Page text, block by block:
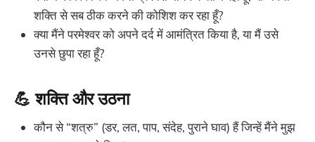
शक्ति से सब ठीक करने की कोशिश कर रहा हूँ?
क्या मैंने परमेश्वर को अपने दर्द में आमंत्रित किया है, या मैं उसे
उनसे छुपा रहा हूँ?
💪शक्ति और उठना
कौन से “शत्रु” (डर, लत, पाप, संदेह, पुराने घाव) हैं जिन्हें मैंने मुझ